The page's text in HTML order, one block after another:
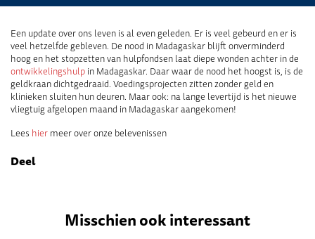
Een update over ons leven is al even geleden. Er is veel gebeurd en er is
veel hetzelfde gebleven. De nood in Madagaskar blijft onverminderd
hoog en het stopzetten van hulpfondsen laat diepe wonden achter in de
ontwikkelingshulp in Madagaskar. Daar waar de nood het hoogst is, is de
geldkraan dichtgedraaid. Voedingsprojecten zitten zonder geld en
klinieken sluiten hun deuren. Maar ook: na lange levertijd is het nieuwe
vliegtuig afgelopen maand in Madagaskar aangekomen!
Lees hier meer over onze belevenissen
Deel
Misschien ook interessant